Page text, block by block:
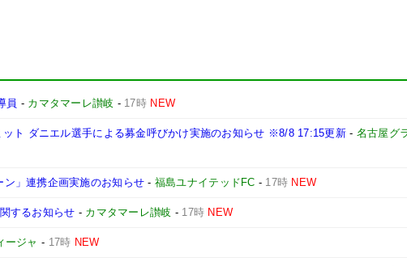
員 - カマタマーレ讃岐 - 17時 NEW
ト ダニエル選手による募金呼びかけ実施のお知らせ ※8/8 17:15更新 - 名古屋グ
ン」連携企画実施のお知らせ - 福島ユナイテッドFC - 17時 NEW
するお知らせ - カマタマーレ讃岐 - 17時 NEW
ージャ - 17時 NEW